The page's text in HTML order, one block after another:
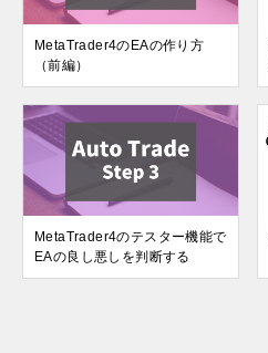
MetaTrader4のEAの作り方
（前編）
MetaTrader4のテスター機能で
EAの良し悪しを判断する